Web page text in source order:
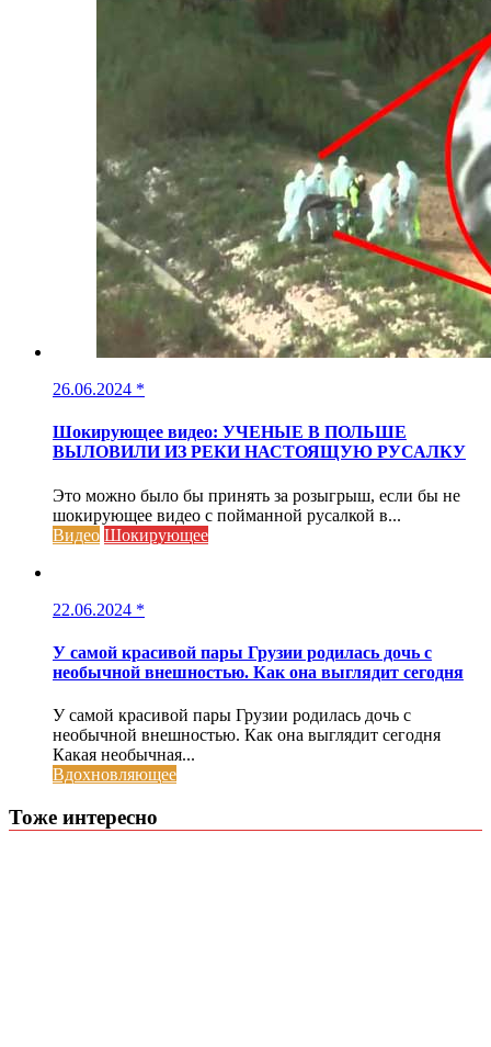
26.06.2024 *
Шокирующее видео: УЧЕНЫЕ В ПОЛЬШЕ
ВЫЛОВИЛИ ИЗ РЕКИ НАСТОЯЩУЮ РУСАЛКУ
Это можно было бы принять за розыгрыш, если бы не
шокирующее видео с пойманной русалкой в...
Видео Шокирующее
22.06.2024 *
У самой красивой пары Грузии родилась дочь с
необычной внешностью. Как она выглядит сегодня
У самой красивой пары Грузии родилась дочь с
необычной внешностью. Как она выглядит сегодня
Какая необычная...
Вдохновляющее
Тоже интересно